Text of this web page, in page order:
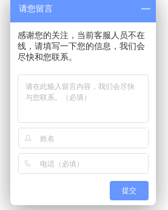
请您留言
感谢您的关注，当前客服人员不在
线，请填写一下您的信息，我们会
尽快和您联系。
提交